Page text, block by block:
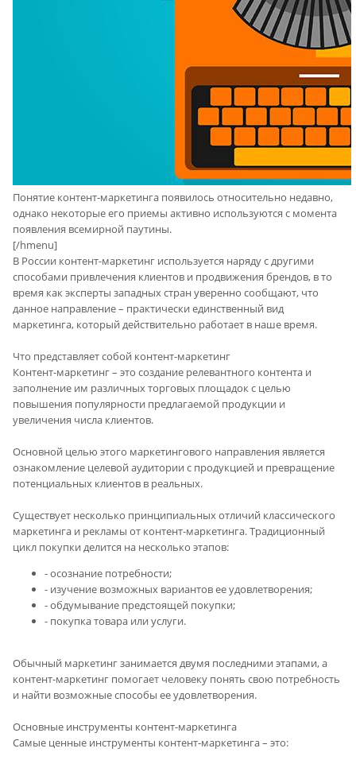
Понятие контент-маркетинга появилось относительно недавно,
однако некоторые его приемы активно используются с момента
появления всемирной паутины.
[/hmenu]
В России контент-маркетинг используется наряду с другими
способами привлечения клиентов и продвижения брендов, в то
время как эксперты западных стран уверенно сообщают, что
данное направление – практически единственный вид
маркетинга, который действительно работает в наше время.
Что представляет собой контент-маркетинг
Контент-маркетинг – это создание релевантного контента и
заполнение им различных торговых площадок с целью
повышения популярности предлагаемой продукции и
увеличения числа клиентов.
Основной целью этого маркетингового направления является
ознакомление целевой аудитории с продукцией и превращение
потенциальных клиентов в реальных.
Существует несколько принципиальных отличий классического
маркетинга и рекламы от контент-маркетинга. Традиционный
цикл покупки делится на несколько этапов:
- осознание потребности;
- изучение возможных вариантов ее удовлетворения;
- обдумывание предстоящей покупки;
- покупка товара или услуги.
Обычный маркетинг занимается двумя последними этапами, а
контент-маркетинг помогает человеку понять свою потребность
и найти возможные способы ее удовлетворения.
Основные инструменты контент-маркетинга
Самые ценные инструменты контент-маркетинга – это: